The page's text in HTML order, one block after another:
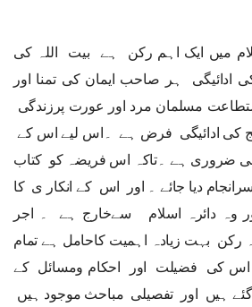
میں ایک اہم رکن ہے بیت اللہ کی
ادائیگی ہر صاحب ایمان کی تمنا اور
مسلمان مرد اور عورت پرزندگی
کی ادائیگی فرض ہے ۔اس لیے اس کے
ضروری ہے ۔تاکہ اس فریضہ کو کتاب
دیا جائے ۔ اور اس کے انکار ی کا
وہ دائرہ اسلام سےخارج ہے ۔ اجر
بہت زیادہ اہمیت کاحامل ہے تمام
کی فضیلت اور احکام ومسائل کے
گئے ہیں اور تفصیلی مباحث موجود ہیں